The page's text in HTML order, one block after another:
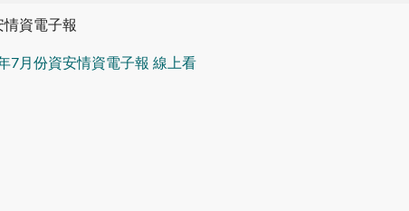
情資電子報
7月份資安情資電子報 線上看